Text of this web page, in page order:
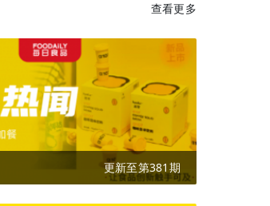
查看更多
更新至第381期